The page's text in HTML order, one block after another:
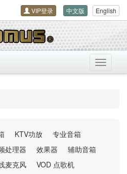
VIP登录 中文版 English
导
航
KTV功放
专业音箱
处理器 效果器
辅助音箱
麦克风
VOD 点歌机